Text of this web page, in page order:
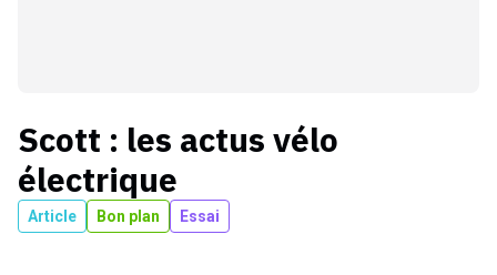
Scott : les actus vélo
électrique
Article Bon plan Essai